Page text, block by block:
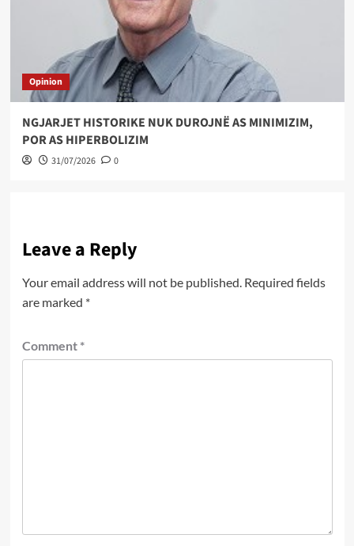
Opinion
NGJARJET HISTORIKE NUK DUROJNË AS MINIMIZIM,
POR AS HIPERBOLIZIM
31/07/2026 0
Leave a Reply
Your email address will not be published. Required fields
are marked *
Comment *